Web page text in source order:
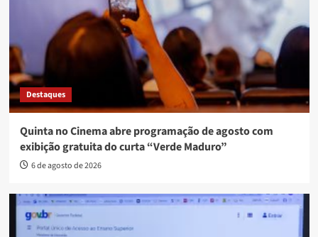
Destaques
Quinta no Cinema abre programação de agosto com
exibição gratuita do curta “Verde Maduro”
6 de agosto de 2026